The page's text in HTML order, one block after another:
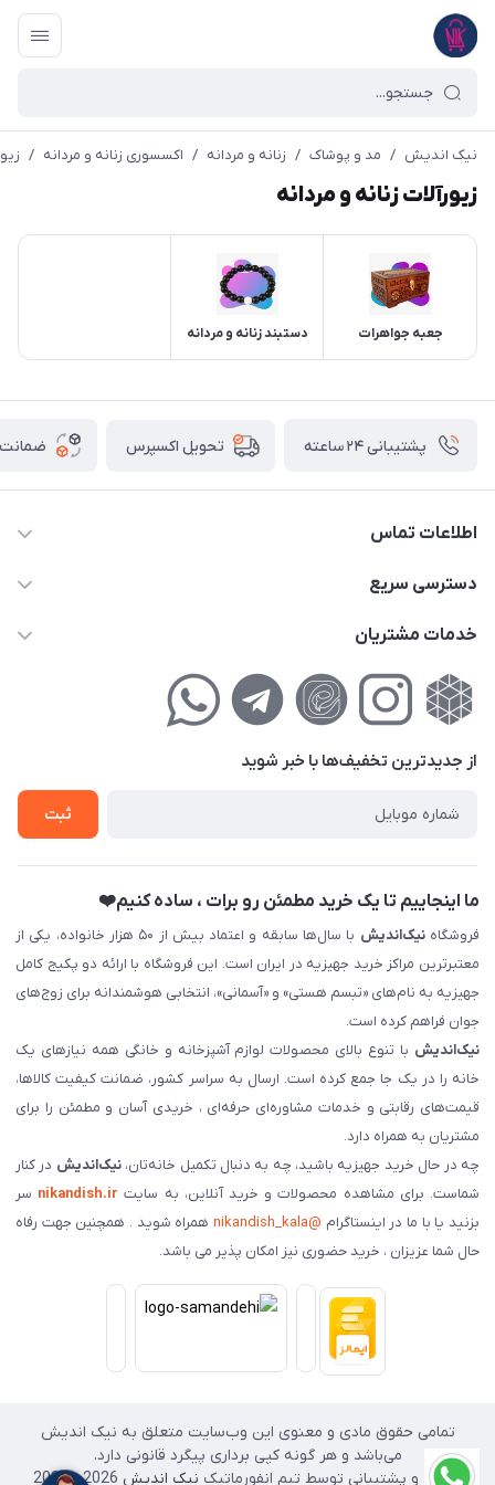
نیک اندیش / مد و پوشاک / زنانه و مردانه / اکسسوری زنانه و مردانه /
زیورآلات زنانه و مردانه
جعبه جواهرات دستبند زنانه و مردانه
پشتیبانی ۲۴ ساعته تحویل اکسپرس ضمانت
اطلاعات تماس
02177111474
کوچه گلریز 4 غربی ، پلاک 13
دسترسی سریع
حساب کاربری
لیست محصولات
خدمات مشتریان
راهنمای‌خرید‌آنلاین
حریم خصوصی
فروش‌اقساطی
از جدید‌ترین تخفیف‌ها با‌ خبر شوید
ثبت
ما اینجاییم تا یک خرید مطمئن رو برات ، ساده کنیم❤️
فروشگاهنیک‌اندیش
با سال‌ها سابقه و اعتماد بیش از ۵۰ هزار خانواده، یکی از
معتبرترین مراکز خرید جهیزیه در ایران است. این فروشگاه با ارائه دو پکیج کامل
جهیزیه به نام‌های «تبسم هستی» و «آسمانی»، انتخابی هوشمندانه برای زوج‌های
جوان فراهم کرده است.
نیک‌اندیش با تنوع بالای محصولات لوازم آشپزخانه و خانگی همه نیازهای یک
خانه را در یک جا جمع کرده است. ارسال به سراسر کشور، ضمانت کیفیت کالاها،
قیمت‌های رقابتی و خدمات مشاوره‌ای حرفه‌ای ، خریدی آسان و مطمئن را برای
مشتریان به همراه دارد.
چه در حال خرید جهیزیه باشید، چه به دنبال تکمیل خانه‌تان،نیک‌اندیش در کنار
شماست. برای مشاهده محصولات و خرید آنلاین، به سایت nikandish.ir سر
بزنید یا با ما در اینستاگرام @nikandish_kala
همراه شوید . همچنین جهت رفاه
حال شما عزیزان ، خرید حضوری نیز امکان پذیر می باشد.
تمامی حقوق مادی و معنوی این وب‌سایت متعلق به نیک اندیش
می‌باشد و هر گونه کپی برداری پیگرد قانونی دارد.
طراحی و پشتیبانی توسط تیم انفورماتیک نیک اندیش 2026 - 2025